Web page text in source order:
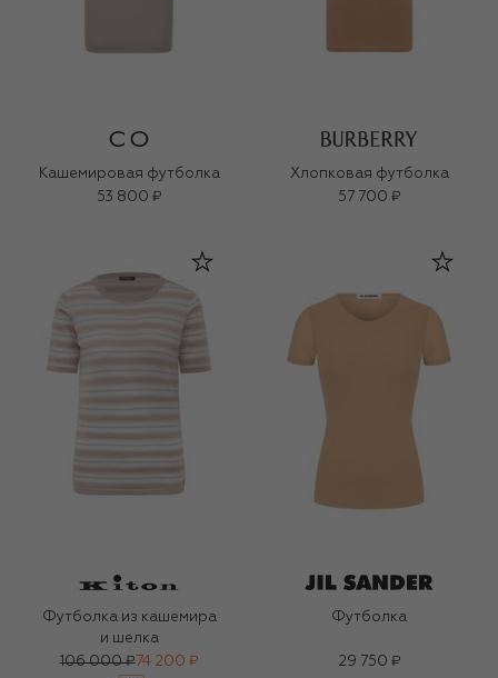
Кашемировая футболка
53 800 ₽
Хлопковая футболка
57 700 ₽
Футболка из кашемира
и шелка
106 000 ₽74 200 ₽
Футболка
29 750 ₽